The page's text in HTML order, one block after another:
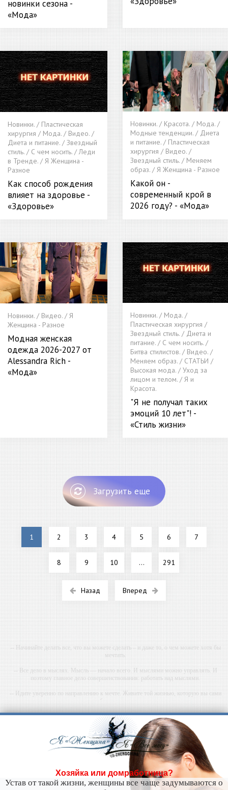
новинки сезона -
«Мода»
Новинки. / Пластическая
хирургия / Мода. / Видео. /
Диета и питание. / Звездный
стиль. / С чем носить. / Леди
в Тренде. / Я Женщина -
Разное
Как способ рождения
влияет на здоровье -
«Здоровье»
Новинки. / Красота. / Мода. /
Модные тенденции. / Диета
и питание. / Пластическая
хирургия / Видео. /
Звездный стиль. / Меняем
образ. / Я Женщина - Разное
Какой он -
современный крой в
2026 году? - «Мода»
Новинки. / Видео. / Я
Женщина - Разное
Модная женская
одежда 2026-2027 от
Alessandra Rich -
«Мода»
Новинки. / Мода. /
Пластическая хирургия /
Звездный стиль. / Диета и
питание. / С чем носить. /
Битва стилистов. / Видео. /
Меняем образ. / СТАТЬИ /
Высокая мода. / Уход за
лицом и телом. / Я и
Красота.
"Я не получал таких
эмоций 10 лет"! -
«Стиль жизни»
Загрузить еще
Назад
1 2 3 4 5 6 7
8 9 10 ... 291
Вперед
-- Начинайте делать все, что вы можете сделать – и даже то, о чем можете хотя бы
мечтать.
-- Все дело в мыслях. Мысль — начало всего. И мыслями можно управлять. И
поэтому главное дело совершенствования: работать над мыслями.
-- Идите уверенно по направлению к мечте. Живите той жизнью, которую вы сами
-- Самое большое богатство — это ум. Самая большая нищета — глупость. Из всех
страхов самый пугающий — самолюбование.
-- Лучшее, что можно сделать с хорошим советом, это пропустить его мимо ушей. Он
никогда не бывает полезен никому, кроме того, кто его дал.
-- Люблю давать советы и очень не люблю, когда их дают мне.
Хозяйка или домработница?
Устав от такой жизни, женщины все чаще задумываются о